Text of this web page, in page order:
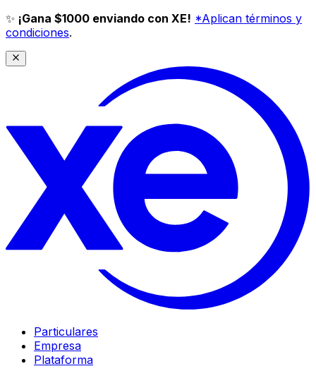
✨ ¡Gana $1000 enviando con XE! *Aplican términos y
condiciones.
Particulares
Empresa
Plataforma